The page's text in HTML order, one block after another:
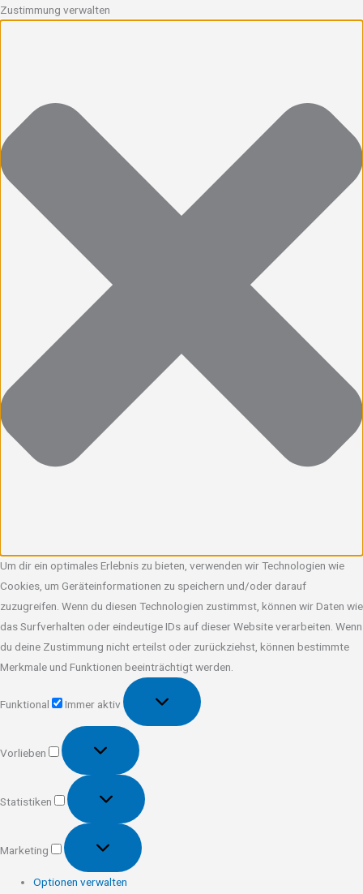
Zustimmung verwalten
Um dir ein optimales Erlebnis zu bieten, verwenden wir Technologien wie
Cookies, um Geräteinformationen zu speichern und/oder darauf
zuzugreifen. Wenn du diesen Technologien zustimmst, können wir Daten wie
das Surfverhalten oder eindeutige IDs auf dieser Website verarbeiten. Wenn
du deine Zustimmung nicht erteilst oder zurückziehst, können bestimmte
Merkmale und Funktionen beeinträchtigt werden.
Funktional
Immer aktiv
Vorlieben
Vorlieben
Statistiken
Statistiken
Marketing
Marketing
Optionen verwalten